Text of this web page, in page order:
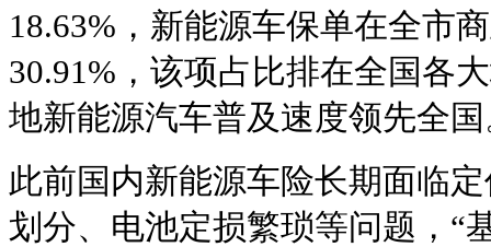
18.63%，新能源车保单在全市
30.91%，该项占比排在全国各
地新能源汽车普及速度领先全
此前国内新能源车险长期面临
划分、电池定损繁琐等问题，“